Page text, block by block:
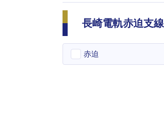
長崎電軌赤迫支線
赤迫